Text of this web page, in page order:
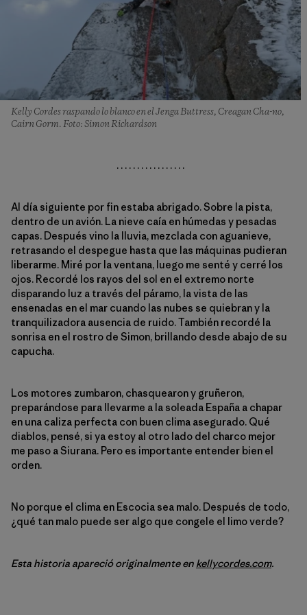
Kelly Cordes raspando lo blanco en el Jenga Buttress, Creagan Cha-no,
Cairn Gorm. Foto: Simon Richardson
. . . . . . . . . . . . . . . . .
Al día siguiente por fin estaba abrigado. Sobre la pista,
dentro de un avión. La nieve caía en húmedas y pesadas
capas. Después vino la lluvia, mezclada con aguanieve,
retrasando el despegue hasta que las máquinas pudieran
liberarme. Miré por la ventana, luego me senté y cerré los
ojos. Recordé los rayos del sol en el extremo norte
disparando luz a través del páramo, la vista de las
ensenadas en el mar cuando las nubes se quiebran y la
tranquilizadora ausencia de ruido. También recordé la
sonrisa en el rostro de Simon, brillando desde abajo de su
capucha.
Los motores zumbaron, chasquearon y gruñeron,
preparándose para llevarme a la soleada España a chapar
en una caliza perfecta con buen clima asegurado. Qué
diablos, pensé, si ya estoy al otro lado del charco mejor
me paso a Siurana. Pero es importante entender bien el
orden.
No porque el clima en Escocia sea malo. Después de todo,
¿qué tan malo puede ser algo que congele el limo verde?
Esta historia apareció originalmente en kellycordes.com.